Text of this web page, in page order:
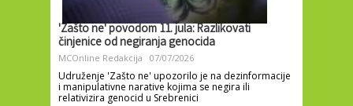
'Zašto ne' povodom 11. jula: Razlikovati
činjenice od negiranja genocida
MCOnline Redakcija 07/07/2026
Udruženje 'Zašto ne' upozorilo je na dezinformacije
i manipulativne narative kojima se negira ili
relativizira genocid u Srebrenici